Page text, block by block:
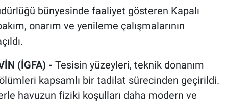
bünyesinde faaliyet gösteren Kapalı
onarım ve yenileme çalışmalarının
(İGFA) - Tesisin yüzeyleri, teknik donanım
kapsamlı bir tadilat sürecinden geçirildi.
havuzun fiziki koşulları daha modern ve